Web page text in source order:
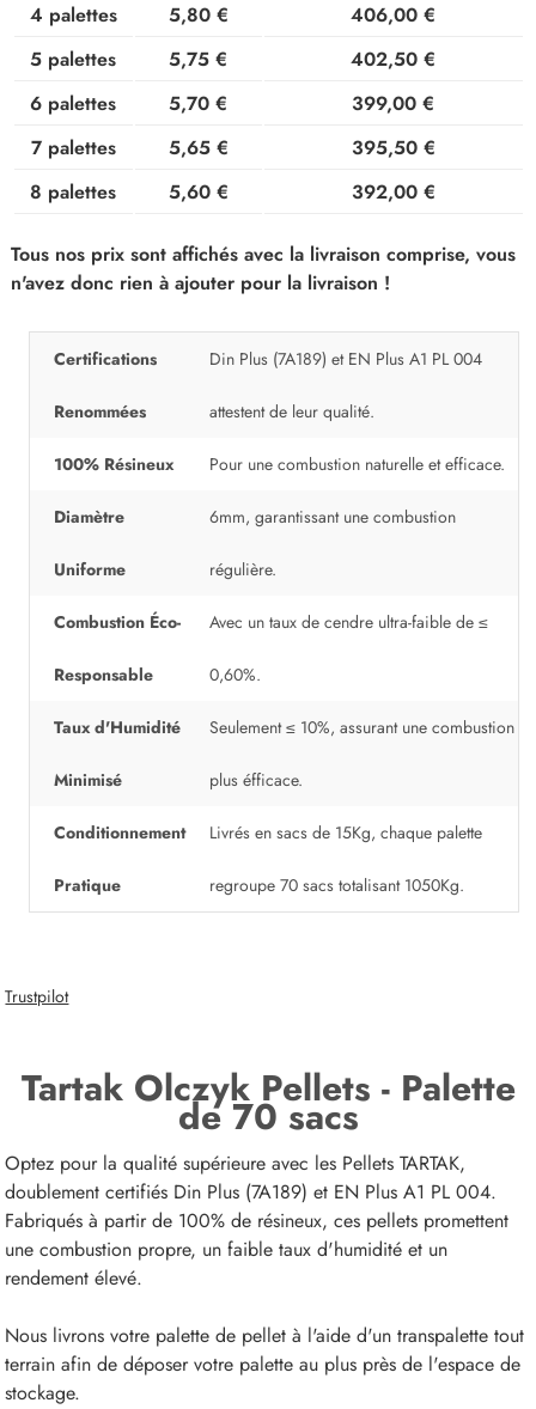
Certifications
Renommées
Din Plus (7A189) et EN Plus A1 PL 004
attestent de leur qualité.
100% Résineux Pour une combustion naturelle et efficace.
Diamètre
Uniforme
6mm, garantissant une combustion
régulière.
Combustion Éco-
Responsable
Avec un taux de cendre ultra-faible de ≤
0,60%.
Taux d'Humidité
Minimisé
Seulement ≤ 10%, assurant une combustion
plus éfficace.
Conditionnement
Pratique
Livrés en sacs de 15Kg, chaque palette
regroupe 70 sacs totalisant 1050Kg.
4 palettes 5,80 €
406,00 €
5 palettes
5,75 €
402,50 €
6 palettes
5,70 €
399,00 €
7 palettes
5,65 €
395,50 €
8 palettes
5,60 € 392,00 €
Tous nos prix sont affichés avec la livraison comprise, vous
n'avez donc rien à ajouter pour la livraison !
Trustpilot
Tartak Olczyk Pellets - Palette
de 70 sacs
Optez pour la qualité supérieure avec les Pellets TARTAK,
doublement certifiés Din Plus (7A189) et EN Plus A1 PL 004.
Fabriqués à partir de 100% de résineux, ces pellets promettent
une combustion propre, un faible taux d'humidité et un
rendement élevé.
Nous livrons votre palette de pellet à l'aide d'un transpalette tout
terrain afin de déposer votre palette au plus près de l'espace de
stockage.